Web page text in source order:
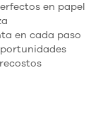
en papel
en cada paso